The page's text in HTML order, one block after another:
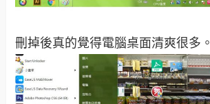
刪掉後真的覺得電腦桌面清爽很多。